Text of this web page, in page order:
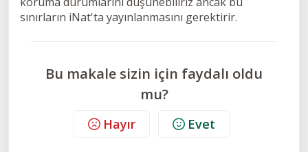
sınırların iNat'ta yayınlanmasını gerektirir.
Bu makale sizin için faydalı oldu
mu?
Hayır Evet